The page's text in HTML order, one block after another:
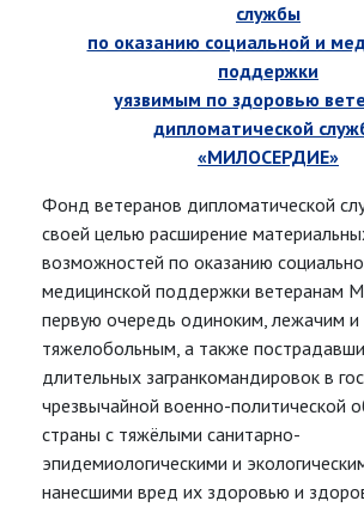
службы
по оказанию социальной и
поддержки
уязвимым по здоровью
дипломатической
«МИЛОСЕРДИЕ»
Фонд ветеранов дипломатической
своей целью расширение
возможностей по оказанию
медицинской поддержки ветеранам
первую очередь одиноким, лежачим и
тяжелобольным, а также
длительных загранкомандировок в
чрезвычайной военно-политической
страны с тяжёлыми санитарно-
эпидемиологическими и
нанесшими вред их здоровью и